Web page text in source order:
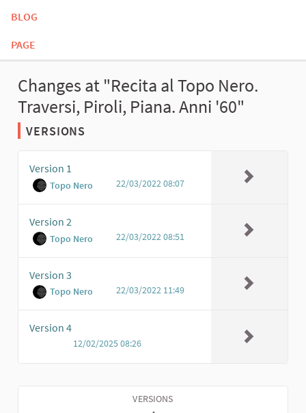
BLOG
PAGE
Changes at "Recita al Topo Nero.
Traversi, Piroli, Piana. Anni '60"
VERSIONS
Version 1
Topo Nero 22/03/2022 08:07
Version 2
Topo Nero 22/03/2022 08:51
Version 3
Topo Nero 22/03/2022 11:49
Version 4
12/02/2025 08:26
VERSIONS